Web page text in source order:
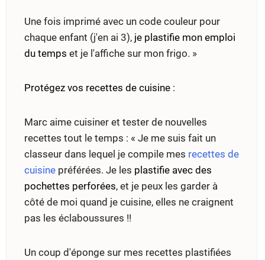
Une fois imprimé avec un code couleur pour
chaque enfant (j'en ai 3), je plastifie mon emploi
du temps et je l'affiche sur mon frigo. »
Protégez vos recettes de cuisine :
Marc aime cuisiner et tester de nouvelles
recettes tout le temps : « Je me suis fait un
classeur dans lequel je compile mes recettes de
cuisine préférées. Je les plastifie avec des
pochettes perforées, et je peux les garder à
côté de moi quand je cuisine, elles ne craignent
pas les éclaboussures !!
Un coup d'éponge sur mes recettes plastifiées